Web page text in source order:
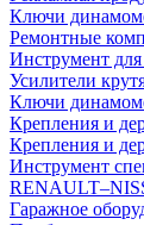
Ключи
Ремонтные
Инструмент
Усилители
Ключи
Крепления и
Крепления и
Инструмент
Гаражное